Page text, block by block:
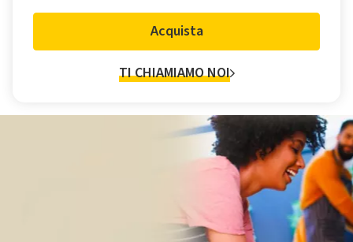
Acquista
TI CHIAMIAMO NOI